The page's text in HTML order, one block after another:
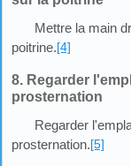
Mettre la main
poitrine.[4]
8. Regarder
prosternation
Regarder
prosternation.[5]